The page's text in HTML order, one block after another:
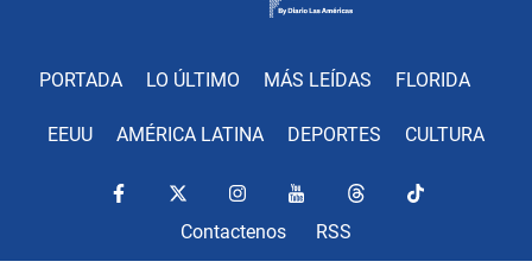
PORTADA LO ÚLTIMO MÁS LEÍDAS FLORIDA
EEUU AMÉRICA LATINA DEPORTES CULTURA
Contactenos RSS